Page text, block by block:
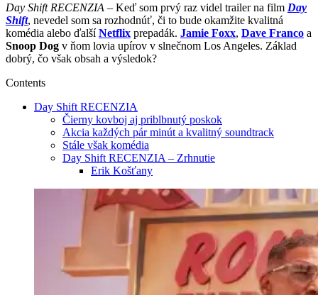
Day Shift RECENZIA – Keď som prvý raz videl trailer na film Day
Shift, nevedel som sa rozhodnúť, či to bude okamžite kvalitná
komédia alebo ďalšíNetflix prepadák. Jamie Foxx, Dave Franco a
Snoop Dog v ňom lovia upírov v slnečnom Los Angeles. Základ
dobrý, čo však obsah a výsledok?
Contents
Day Shift RECENZIA
Čierny kovboj aj priblbnutý poskok
Akcia každých pár minút a kvalitný soundtrack
Stále však komédia
Day Shift RECENZIA – Zrhnutie
Erik Košťany